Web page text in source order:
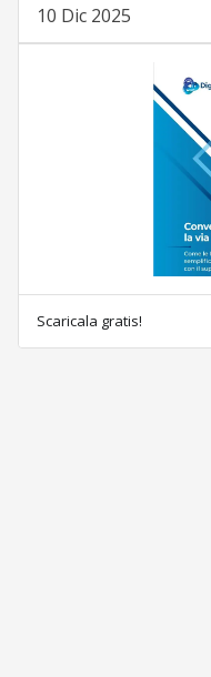
10 Dic 2025
Scaricala gratis!